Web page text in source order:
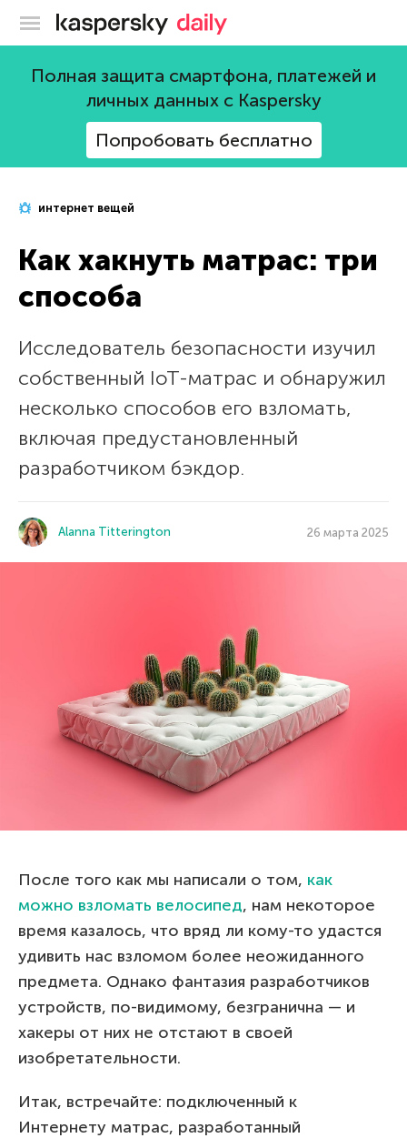
Блог Касперского
Полная защита смартфона, платежей и
личных данных с Kaspersky
Попробовать бесплатно
интернет вещей
Как хакнуть матрас: три
способа
Исследователь безопасности изучил
собственный IoT-матрас и обнаружил
несколько способов его взломать,
включая предустановленный
разработчиком бэкдор.
Alanna Titterington 26 марта 2025
После того как мы написали о том, как
можно взломать велосипед, нам некоторое
время казалось, что вряд ли кому-то удастся
удивить нас взломом более неожиданного
предмета. Однако фантазия разработчиков
устройств, по-видимому, безгранична — и
хакеры от них не отстают в своей
изобретательности.
Итак, встречайте: подключенный к
Интернету матрас, разработанный